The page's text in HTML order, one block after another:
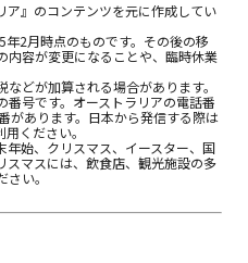
』のコンテンツを元に作成してい
2月時点のものです。その後の移
内容が変更になることや、臨時休業
どが加算される場合があります。
号です。オーストラリアの電話番
があります。日本から発信する際は
ください。
始、クリスマス、イースター、国
スマスには、飲食店、観光施設の多
い。